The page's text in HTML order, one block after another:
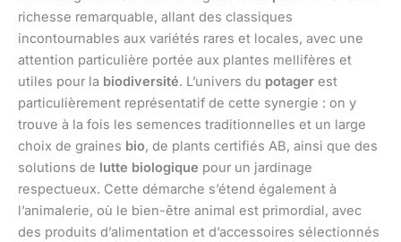
richesse remarquable, allant des classiques
incontournables aux variétés rares et locales, avec une
attention particulière portée aux plantes mellifères et
utiles pour la biodiversité. L’univers du potager est
particulièrement représentatif de cette synergie : on y
trouve à la fois les semences traditionnelles et un large
choix de graines bio, de plants certifiés AB, ainsi que des
solutions de lutte biologique pour un jardinage
respectueux. Cette démarche s’étend également à
l’animalerie, où le bien-être animal est primordial, avec
des produits d’alimentation et d’accessoires sélectionnés